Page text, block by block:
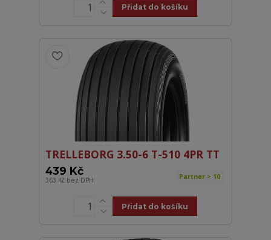
Přidat do košíku
TRELLEBORG 3.50-6 T-510 4PR TT
439 Kč
363 Kč bez DPH Partner > 10
Přidat do košíku